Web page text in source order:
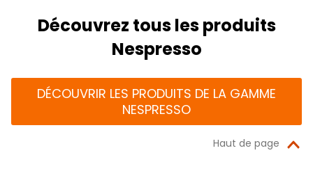
Découvrez tous les produits
Nespresso
DÉCOUVRIR LES PRODUITS DE LA GAMME
NESPRESSO
Haut de page